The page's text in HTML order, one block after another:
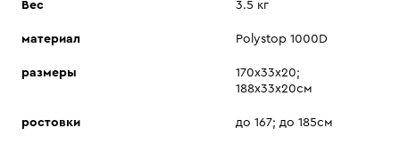
Вес 3.5 кг
материал Polystop 1000D
размеры
170х33х20;
188х33х20см
ростовки до 167; до 185см